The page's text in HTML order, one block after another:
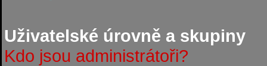
Uživatelské úrovně a skupiny
Kdo jsou administrátoři?